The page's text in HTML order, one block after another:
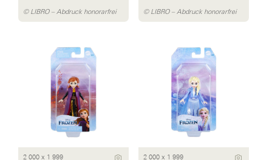
© LIBRO – Abdruck honorarfrei © LIBRO – Abdruck honorarfrei
2 000 x 1 999 2 000 x 1 999